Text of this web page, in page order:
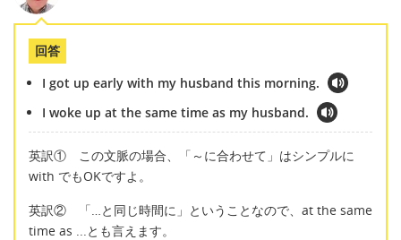
回答
I got up early with my husband this morning.
I woke up at the same time as my husband.
英訳① この文脈の場合、「～に合わせて」はシンプルに
with でもOKですよ。
英訳② 「…と同じ時間に」ということなので、at the same
time as ...とも言えます。